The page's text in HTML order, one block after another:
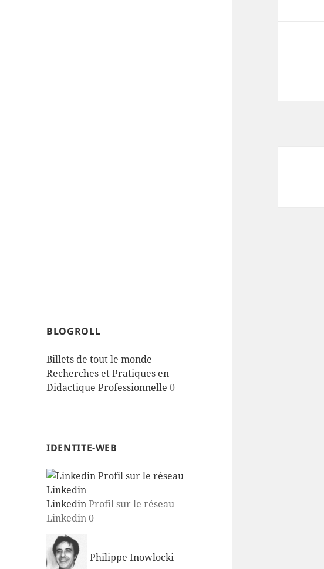
BLOGROLL
Billets de tout le monde –
Recherches et Pratiques en
Didactique Professionnelle 0
IDENTITE-WEB
LinkedinProfil sur le réseau
Linkedin 0
Philippe Inowlocki